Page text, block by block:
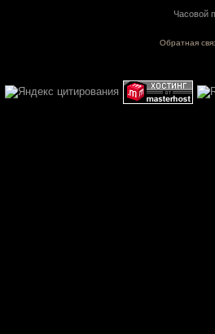
Часовой
Обратная